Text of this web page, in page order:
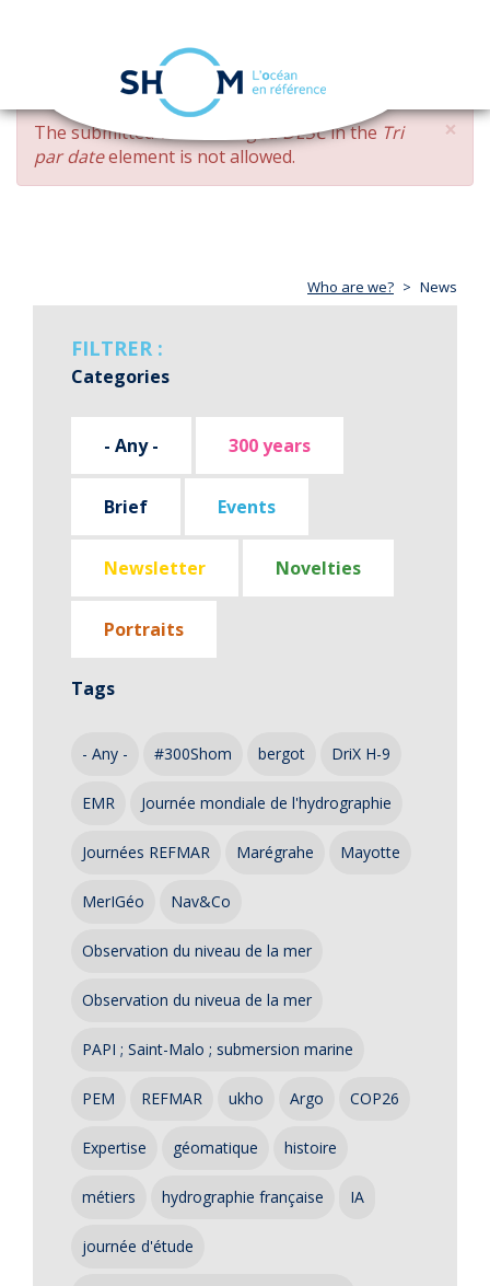
Skip
main
content
navigation
×
ERROR
MESSAGE
The submitted value changed DESCin the Tri
par dateelement is not allowed.
Who are we? News
FILTRER :
Categories
- Any - 300 years
Brief Events
Newsletter Novelties
Portraits
Tags
- Any - #300Shom bergot DriX H-9
EMR Journée mondiale de l'hydrographie
Journées REFMAR Marégrahe Mayotte
MerIGéo Nav&Co
Observation du niveau de la mer
Observation du niveua de la mer
PAPI ; Saint-Malo ; submersion marine
PEM REFMAR ukho Argo COP26
Expertise géomatique histoire
métiers hydrographie française IA
journée d'étude